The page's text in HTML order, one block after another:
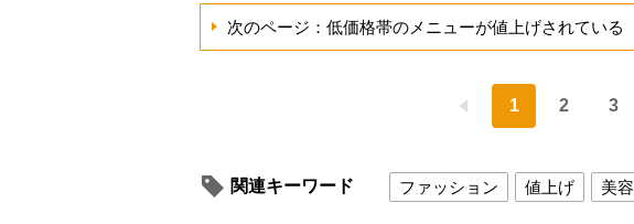
次のページ：低価格帯のメニューが値上げされている
1 2 3
関連キーワード ファッション 値上げ 美容